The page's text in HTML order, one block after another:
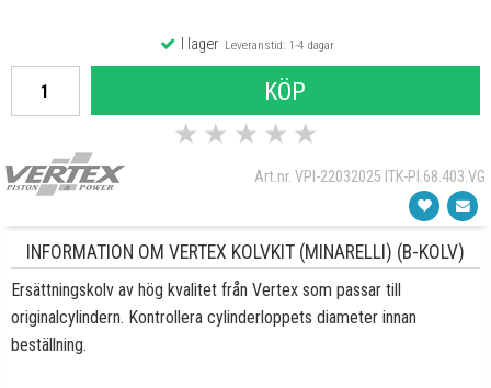
I lagerLeveranstid: 1-4 dagar
KÖP
★ ★ ★ ★ ★
Art.nr. VPI-22032025 ITK-PI.68.403.VG
INFORMATION OM VERTEX KOLVKIT (MINARELLI) (B-KOLV)
Ersättningskolv av hög kvalitet från Vertex som passar till
originalcylindern. Kontrollera cylinderloppets diameter innan
beställning.